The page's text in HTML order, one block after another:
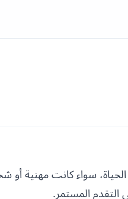
الحياة، سواء كانت مهنية
التقدم المستمر.